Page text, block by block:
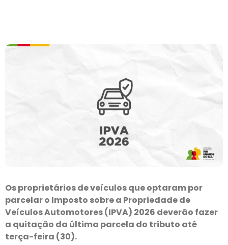
Os proprietários de veículos que optaram por
parcelar o Imposto sobre a Propriedade de
Veículos Automotores (IPVA) 2026 deverão fazer
a quitação da última parcela do tributo até
terça-feira (30).